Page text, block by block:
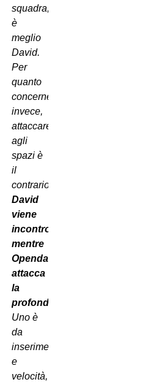
squadra,
è
meglio
David.
Per
quanto
concerne,
invece,
attaccare
agli
spazi è
il
contrario:
David
viene
incontro,
mentre
Openda
attacca
la
profondità
Uno è
da
inserimento
e
velocità,